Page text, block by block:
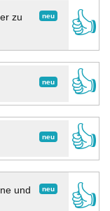
neu
zu
👍
neu
👍
neu
👍
neu
und
👍